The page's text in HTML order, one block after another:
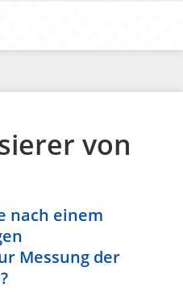
von
nach einem
Messung der